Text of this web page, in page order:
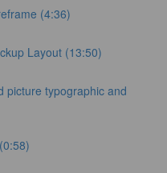
(4:36)
Layout (13:50)
picture typographic and